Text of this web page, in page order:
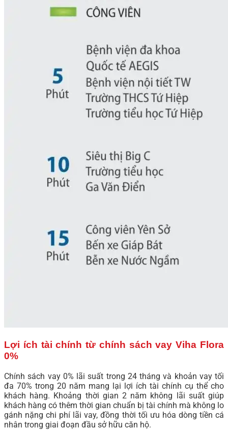
Lợi ích tài chính từ chính sách vay Viha Flora
0%
Chính sách vay 0% lãi suất trong 24 tháng và khoản vay tối
đa 70% trong 20 năm mang lại lợi ích tài chính cụ thể cho
khách hàng. Khoảng thời gian 2 năm không lãi suất giúp
khách hàng có thêm thời gian chuẩn bị tài chính mà không lo
gánh nặng chi phí lãi vay, đồng thời tối ưu hóa dòng tiền cá
nhân trong giai đoạn đầu sở hữu căn hộ.